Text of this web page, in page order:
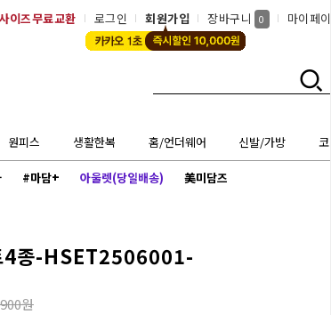
이즈무료교환 로그인 회원가입 장바구니 0 마이페
원피스 생활한복 홈/언더웨어 신발/가방
#마담+ 아울렛(당일배송) 美미담즈
4종-HSET2506001-
원